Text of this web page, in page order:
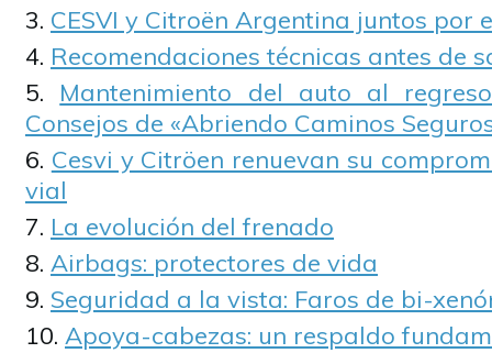
CESVI y Citroën Argentina juntos por
Recomendaciones técnicas antes de
Mantenimiento del auto al
Consejos de «Abriendo Caminos
Cesvi y Citröen renuevan su
vial
La evolución del frenado
Airbags: protectores de vida
Seguridad a la vista: Faros de bi-
Apoya-cabezas: un respaldo